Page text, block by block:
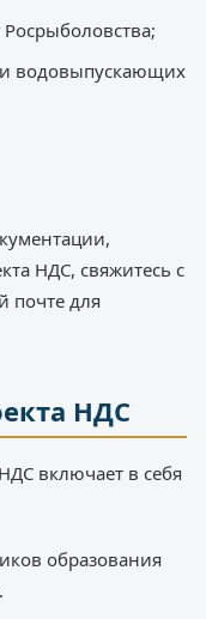
водовыпускающих
НДС, свяжитесь с
почте для
НДС
включает в себя
образования